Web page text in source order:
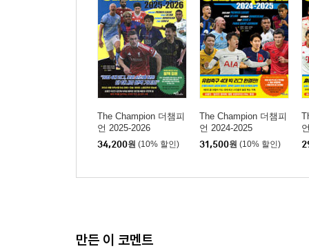
The Champion 더챔피
언 2025-2026
34,200원 (10% 할인)
The Champion 더챔피
언 2024-2025
31,500원 (10% 할인)
만든 이 코멘트